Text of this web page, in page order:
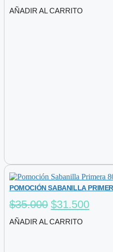
AÑADIR AL CARRITO
POMOCIÓN SABANILLA
$35.000 El
precio
$31.500
AÑADIR AL CARRITO